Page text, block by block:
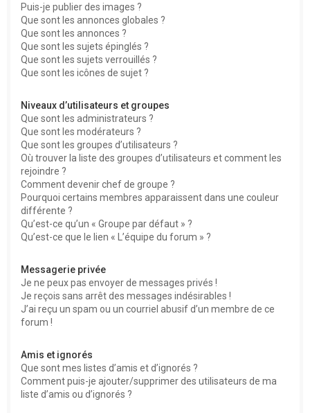
Puis-je publier des images ?
Que sont les annonces globales ?
Que sont les annonces ?
Que sont les sujets épinglés ?
Que sont les sujets verrouillés ?
Que sont les icônes de sujet ?
Niveaux d’utilisateurs et groupes
Que sont les administrateurs ?
Que sont les modérateurs ?
Que sont les groupes d’utilisateurs ?
Où trouver la liste des groupes d’utilisateurs et comment les
rejoindre ?
Comment devenir chef de groupe ?
Pourquoi certains membres apparaissent dans une couleur
différente ?
Qu’est-ce qu’un « Groupe par défaut » ?
Qu’est-ce que le lien « L’équipe du forum » ?
Messagerie privée
Je ne peux pas envoyer de messages privés !
Je reçois sans arrêt des messages indésirables !
J’ai reçu un spam ou un courriel abusif d’un membre de ce
forum !
Amis et ignorés
Que sont mes listes d’amis et d’ignorés ?
Comment puis-je ajouter/supprimer des utilisateurs de ma
liste d’amis ou d’ignorés ?